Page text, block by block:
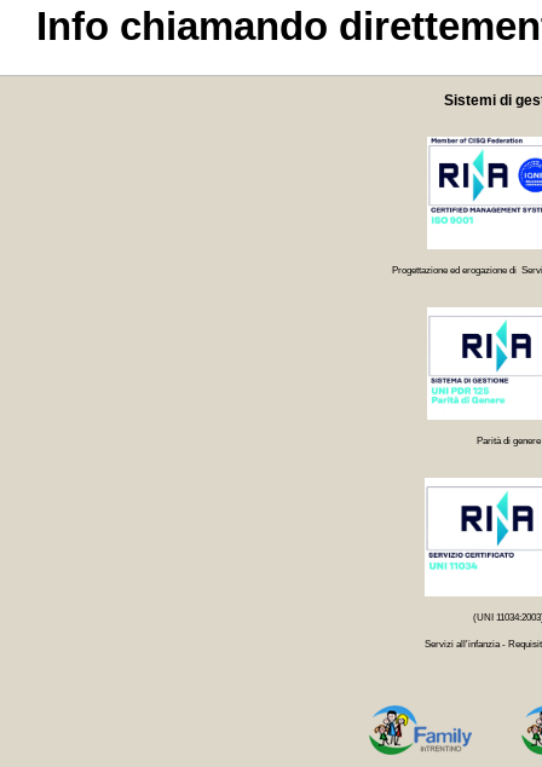
Info chiamando
Sistemi di
Progettazione ed erogazione di
Parità di genere
(UNI
Servizi all'infanzia -